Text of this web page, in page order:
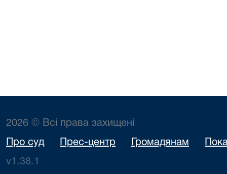
2026 © Всі права захищені
Про суд Прес-центр Громадянам
v1.38.1